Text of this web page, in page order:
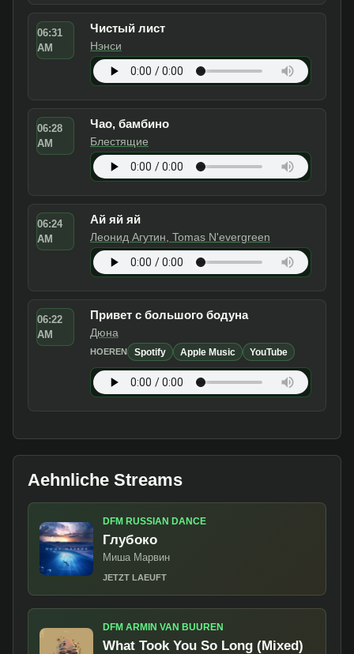
06:31
AM
Чистый лист
Нэнси
06:28
AM
Чао, бамбино
Блестящие
06:24
AM
Ай яй яй
Леонид Агутин, Tomas N'evergreen
06:22
AM
Привет с большого бодуна
Дюна
HOEREN Spotify Apple Music YouTube
Aehnliche Streams
DFM RUSSIAN DANCE
Глубоко
Миша Марвин
JETZT LAEUFT
DFM ARMIN VAN BUUREN
What Took You So Long (Mixed)